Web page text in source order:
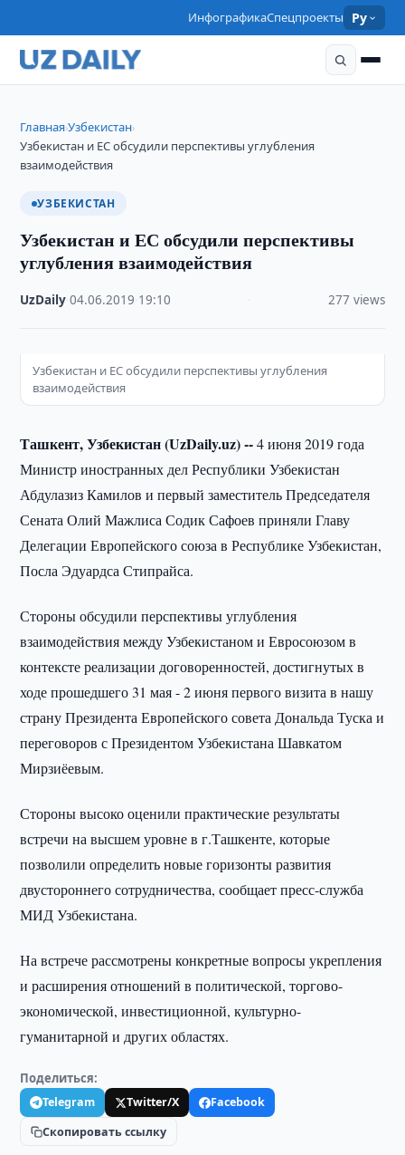
ИнфографикаСпецпроекты Ру
Главная›Узбекистан›
Узбекистан и ЕС обсудили перспективы углубления
взаимодействия
УЗБЕКИСТАН
Узбекистан и ЕС обсудили перспективы
углубления взаимодействия
UzDaily ·04.06.2019 19:10 277 views
Узбекистан и ЕС обсудили перспективы углубления
взаимодействия
Ташкент, Узбекистан (UzDaily.uz) --4 июня 2019 года
Министр иностранных дел Республики Узбекистан
Абдулазиз Камилов и первый заместитель Председателя
Сената Олий Мажлиса Содик Сафоев приняли Главу
Делегации Европейского союза в Республике Узбекистан,
Посла Эдуардса Стипрайса.
Стороны обсудили перспективы углубления
взаимодействия между Узбекистаном и Евросоюзом в
контексте реализации договоренностей, достигнутых в
ходе прошедшего 31 мая - 2 июня первого визита в нашу
страну Президента Европейского совета Дональда Туска и
переговоров с Президентом Узбекистана Шавкатом
Мирзиёевым.
Стороны высоко оценили практические результаты
встречи на высшем уровне в г.Ташкенте, которые
позволили определить новые горизонты развития
двустороннего сотрудничества, сообщает пресс-служба
МИД Узбекистана.
На встрече рассмотрены конкретные вопросы укрепления
и расширения отношений в политической, торгово-
экономической, инвестиционной, культурно-
гуманитарной и других областях.
Поделиться:
Telegram Twitter/X
Facebook
Скопировать ссылку